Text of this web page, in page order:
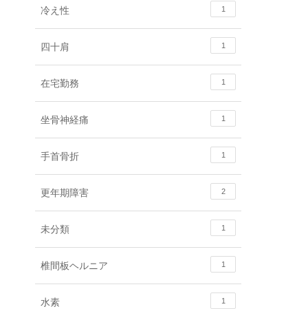
冷え性 1
四十肩 1
在宅勤務 1
坐骨神経痛 1
手首骨折 1
更年期障害 2
未分類 1
椎間板ヘルニア 1
水素 1